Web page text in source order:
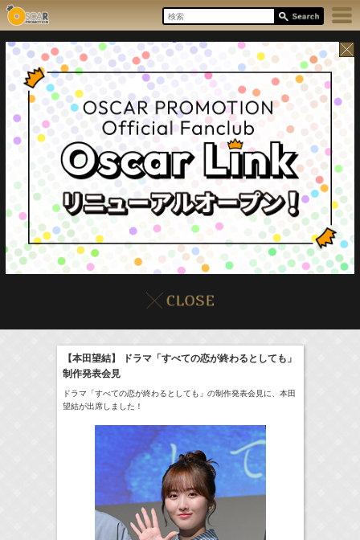
本日の出演情報8/6(Thu) イベント販売情報
(TV) 一緒にごはんをたべるだけ 真矢ミキ
【本田望結】 ドラマ「すべての恋が終わるとしても」
制作発表会見
ドラマ「すべての恋が終わるとしても」の制作発表会見に、本田
望結が出席しました！